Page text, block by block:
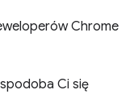
Chrome
Ci się